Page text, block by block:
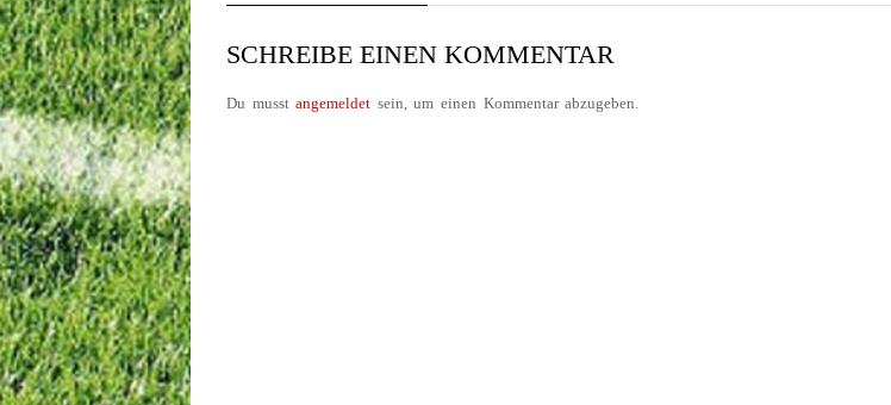
SCHREIBE EINEN KOMMENTAR
Du musstangemeldet sein, um einen Kommentar abzugeben.